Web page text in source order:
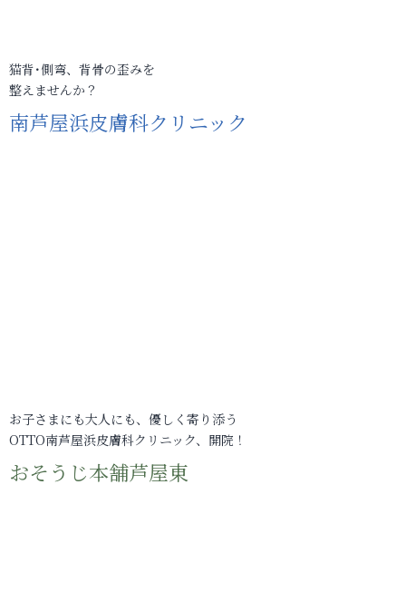
猫背･側弯、背骨の歪みを
整えませんか？
南芦屋浜皮膚科クリニック
お子さまにも大人にも、優しく寄り添う
OTTO南芦屋浜皮膚科クリニック、開院！
おそうじ本舗芦屋東